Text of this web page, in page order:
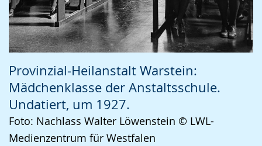
Provinzial-Heilanstalt Warstein:
Mädchenklasse der Anstaltsschule.
Undatiert, um 1927.
Foto: Nachlass Walter Löwenstein © LWL-
Medienzentrum für Westfalen